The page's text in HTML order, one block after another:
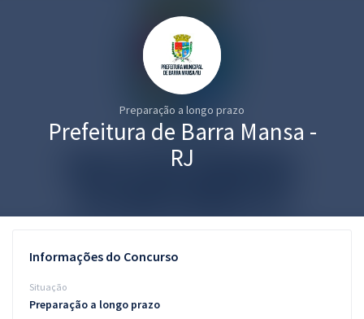
Conteúdo gratuito
Preparação a longo prazo
Prefeitura de Barra Mansa -
RJ
Informações do Concurso
Situação
Preparação a longo prazo